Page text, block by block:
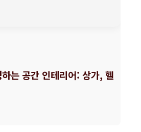
는 공간 인테리어: 상가, 헬